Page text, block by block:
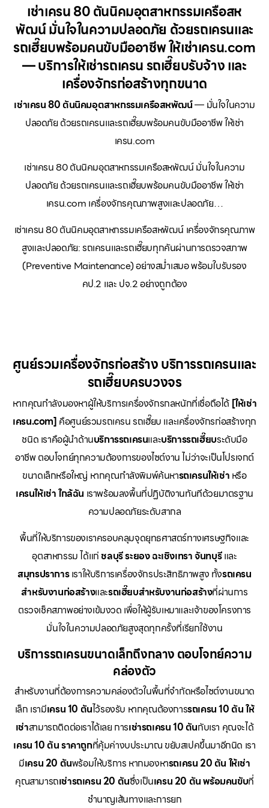
เช่าเครน 80 ตันนิคมอุตสาหกรรมเครือสห
พัฒน์ มั่นใจในความปลอดภัย ด้วยรถเครนและ
รถเฮี๊ยบพร้อมคนขับมืออาชีพ ให้เช่าเครน.com
— บริการให้เช่ารถเครน รถเฮี๊ยบรับจ้าง และ
เครื่องจักรก่อสร้างทุกขนาด
เช่าเครน 80 ตันนิคมอุตสาหกรรมเครือสหพัฒน์— มั่นใจในความ
ปลอดภัย ด้วยรถเครนและรถเฮี๊ยบพร้อมคนขับมืออาชีพ ให้เช่า
เครน.com
เช่าเครน 80 ตันนิคมอุตสาหกรรมเครือสหพัฒน์ มั่นใจในความ
ปลอดภัย ด้วยรถเครนและรถเฮี๊ยบพร้อมคนขับมืออาชีพ ให้เช่า
เครน.com เครื่องจักรคุณภาพสูงและปลอดภัย…
เช่าเครน 80 ตันนิคมอุตสาหกรรมเครือสหพัฒน์ เครื่องจักรคุณภาพ
สูงและปลอดภัย: รถเครนและรถเฮี๊ยบทุกคันผ่านการตรวจสภาพ
(Preventive Maintenance) อย่างสม่ำเสมอ พร้อมใบรับรอง
คป.2 และ ปจ.2 อย่างถูกต้อง
ศูนย์รวมเครื่องจักรก่อสร้าง บริการรถเครนและ
รถเฮี๊ยบครบวงจร
หากคุณกำลังมองหาผู้ให้บริการเครื่องจักรกลหนักที่เชื่อถือได้ [ให้เช่า
เครน.com] คือศูนย์รวมรถเครน รถเฮี๊ยบ และเครื่องจักรก่อสร้างทุก
ชนิด เราคือผู้นำด้านบริการรถเครนและบริการรถเฮี๊ยบระดับมือ
อาชีพ ตอบโจทย์ทุกความต้องการของไซต์งาน ไม่ว่าจะเป็นโปรเจกต์
ขนาดเล็กหรือใหญ่ หากคุณกำลังพิมพ์ค้นหารถเครนให้เช่า หรือ
เครนให้เช่าใกล้ฉัน เราพร้อมลงพื้นที่ปฏิบัติงานทันทีด้วยมาตรฐาน
ความปลอดภัยระดับสากล
พื้นที่ให้บริการของเราครอบคลุมจุดยุทธศาสตร์ทางเศรษฐกิจและ
อุตสาหกรรม ได้แก่ชลบุรีระยองฉะเชิงเทราจันทบุรีและ
สมุทรปราการเราให้บริการเครื่องจักรประสิทธิภาพสูง ทั้งรถเครน
สำหรับงานก่อสร้างและรถเฮี๊ยบสำหรับงานก่อสร้างที่ผ่านการ
ตรวจเช็คสภาพอย่างเข้มงวด เพื่อให้ผู้รับเหมาและเจ้าของโครงการ
มั่นใจในความปลอดภัยสูงสุดทุกครั้งที่เรียกใช้งาน
บริการรถเครนขนาดเล็กถึงกลาง ตอบโจทย์ความ
คล่องตัว
สำหรับงานที่ต้องการความคล่องตัวในพื้นที่จำกัดหรือไซต์งานขนาด
เล็ก เรามีเครน 10 ตันไว้รองรับ หากคุณต้องการรถเครน 10 ตัน ให้
เช่าสามารถติดต่อเราได้เลย การเช่ารถเครน 10 ตันกับเรา คุณจะได้
เครน 10 ตัน ราคาถูกที่คุ้มค่างบประมาณ ขยับสเปคขึ้นมาอีกนิด เรา
มีเครน 20 ตันพร้อมให้บริการ หากมองหารถเครน 20 ตัน ให้เช่า
คุณสามารถเช่ารถเครน 20 ตันซึ่งเป็นเครน 20 ตัน พร้อมคนขับที่
ชำนาญเส้นทางและการยก